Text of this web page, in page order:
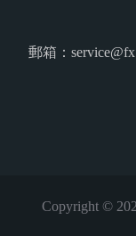
郵箱：
Copyright ©